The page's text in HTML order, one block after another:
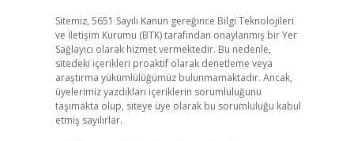
Sitemiz, 5651 Sayılı Kanun gereğince Bilgi Teknolojileri
ve İletişim Kurumu (BTK) tarafından onaylanmış bir Yer
Sağlayıcı olarak hizmet vermektedir. Bu nedenle,
sitedeki içerikleri proaktif olarak denetleme veya
araştırma yükümlülüğümüz bulunmamaktadır. Ancak,
üyelerimiz yazdıkları içeriklerin sorumluluğunu
taşımakta olup, siteye üye olarak bu sorumluluğu kabul
etmiş sayılırlar.